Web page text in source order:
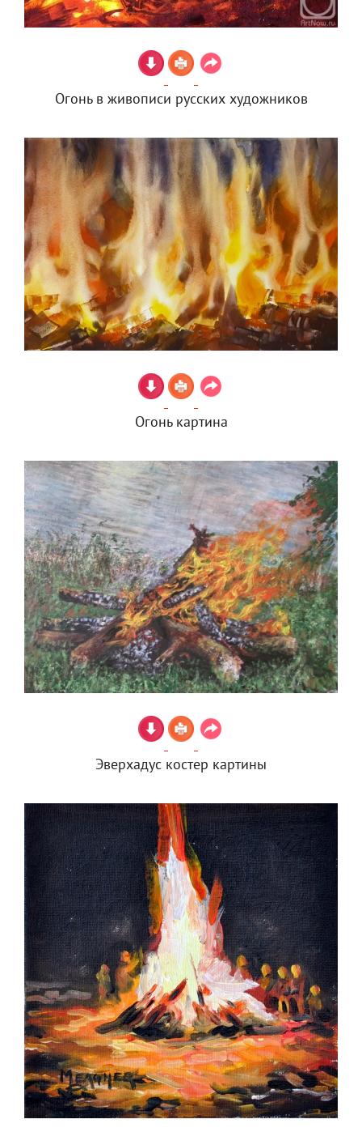
Огонь в живописи русских художников
Огонь картина
Эверхадус костер картины